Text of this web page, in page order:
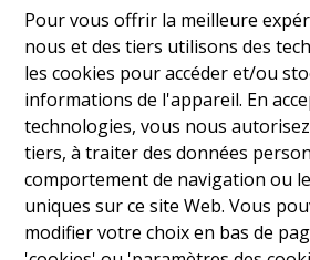
Pour vous offrir la meilleure
nous et des tiers utilisons des
les cookies pour accéder et/ou
informations de l'appareil. En
technologies, vous nous
tiers, à traiter des données
comportement de navigation ou
uniques sur ce site Web. Vous
modifier votre choix en bas de